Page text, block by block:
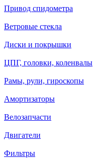
Привод спидометра
Ветровые стекла
Диски и покрышки
ЦПГ, головки, коленвалы
Рамы, рули, гироскопы
Амортизаторы
Велозапчасти
Двигатели
Фильтры